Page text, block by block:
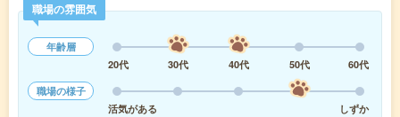
職場の雰囲気
年齢層
20代
30代 40代 50代
60代
職場の様子
活気がある
しずか